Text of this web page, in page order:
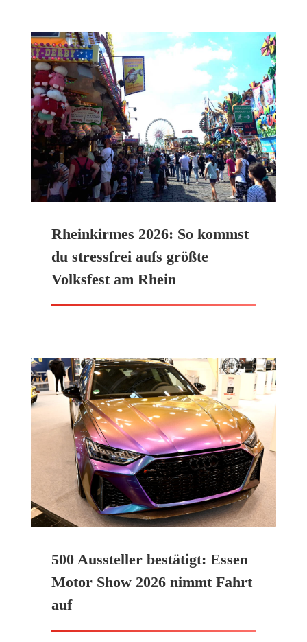
Rheinkirmes 2026: So kommst
du stressfrei aufs größte
Volksfest am Rhein
500 Aussteller bestätigt: Essen
Motor Show 2026 nimmt Fahrt
auf